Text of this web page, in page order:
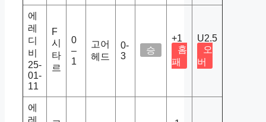
에
레
디
비
25-
01-
11
F
시
타
르
0
–
1
고어
헤드
0-
3
승
+1
홈
패
U2.5
오
버
에
레